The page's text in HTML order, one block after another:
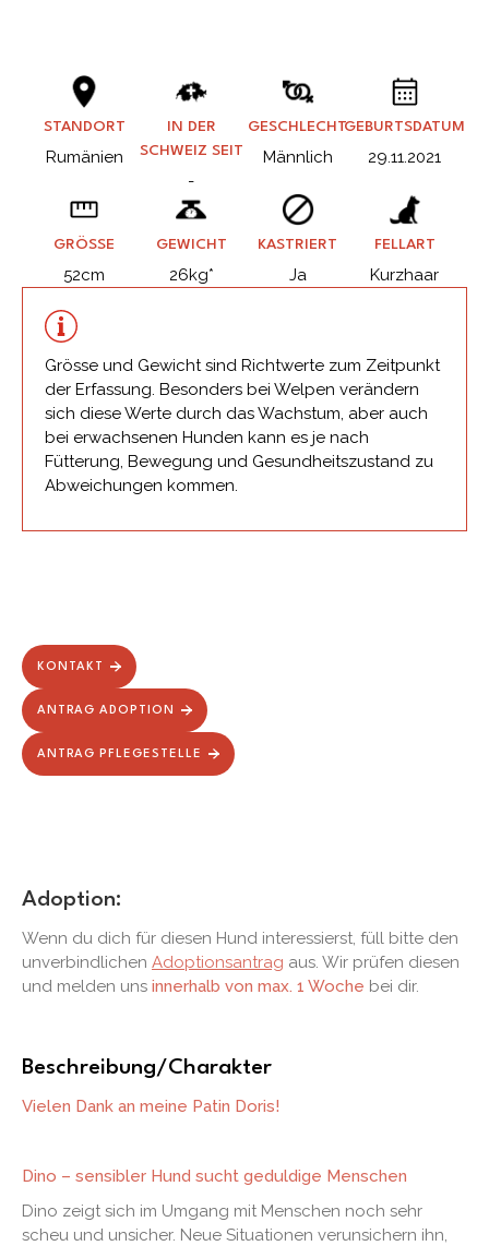
STANDORT
Rumänien
IN DER
SCHWEIZ SEIT
-
GESCHLECHT
Männlich
GEBURTSDATUM
29.11.2021
GRÖSSE
52cm
GEWICHT
26kg*
KASTRIERT
Ja
FELLART
Kurzhaar
Grösse und Gewicht sind Richtwerte zum Zeitpunkt
der Erfassung. Besonders bei Welpen verändern
sich diese Werte durch das Wachstum, aber auch
bei erwachsenen Hunden kann es je nach
Fütterung, Bewegung und Gesundheitszustand zu
Abweichungen kommen.
KONTAKT
ANTRAG ADOPTION
ANTRAG PFLEGESTELLE
Adoption:
Wenn du dich für diesen Hund interessierst, füll bitte den
unverbindlichen Adoptionsantrag aus. Wir prüfen diesen
und melden uns innerhalb von max. 1 Woche bei dir.
Beschreibung/Charakter
Vielen Dank an meine Patin Doris!
Dino – sensibler Hund sucht geduldige Menschen
Dino zeigt sich im Umgang mit Menschen noch sehr
scheu und unsicher. Neue Situationen verunsichern ihn,